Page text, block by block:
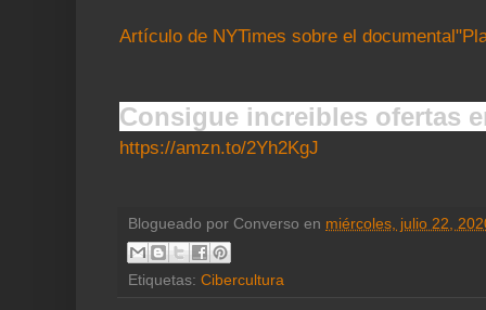
Artículo de NYTimes sobre el
Consigue increibles ofertas
https://amzn.to/2Yh2KgJ
Blogueado por Converso en miércoles, julio 22,
Etiquetas: Cibercultura